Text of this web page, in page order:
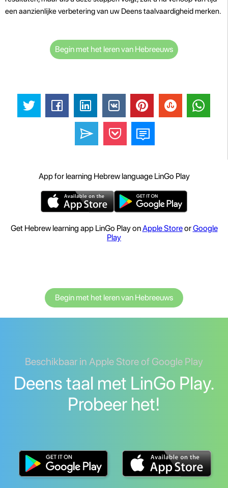
een aanzienlijke verbetering van uw Deens taalvaardigheid merken.
Begin met het leren van Hebreeuws
App for learning Hebrew language LinGo Play
Get Hebrew learning app LinGo Play onApple StoreorGoogle
Play
Begin met het leren van Hebreeuws
Beschikbaar in Apple Store of Google Play
Deens taal met LinGo Play.
Probeer het!